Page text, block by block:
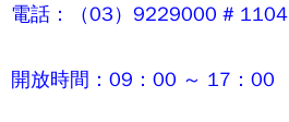
電話：（03）9229000 # 1104
開放時間：09：00 ～ 17：00